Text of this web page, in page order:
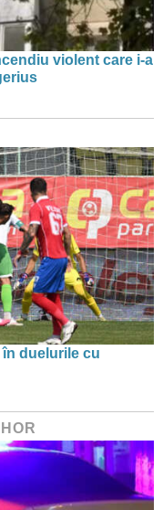
violent care i-a
în duelurile cu